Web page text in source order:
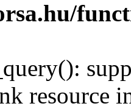
resource